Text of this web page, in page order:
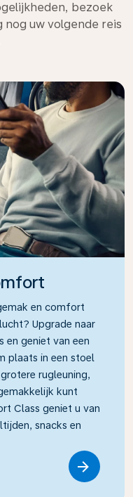
bezoek
nog uw volgende reis
en comfort
Upgrade naar
en geniet van een
plaats in een stoel
rugleuning,
kunt
Class geniet u van
snacks en